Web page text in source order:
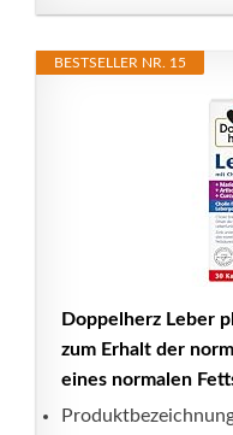
BESTSELLER NR. 15
Doppelherz Leber
zum Erhalt der
eines normalen